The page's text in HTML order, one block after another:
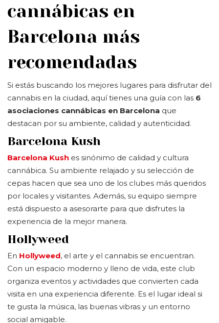
cannábicas en
Barcelona más
recomendadas
Si estás buscando los mejores lugares para disfrutar del
cannabis en la ciudad, aquí tienes una guía con las 6
asociaciones cannábicas en Barcelona que
destacan por su ambiente, calidad y autenticidad.
Barcelona Kush
Barcelona Kush es sinónimo de calidad y cultura
cannábica. Su ambiente relajado y su selección de
cepas hacen que sea uno de los clubes más queridos
por locales y visitantes. Además, su equipo siempre
está dispuesto a asesorarte para que disfrutes la
experiencia de la mejor manera.
Hollyweed
En Hollyweed, el arte y el cannabis se encuentran.
Con un espacio moderno y lleno de vida, este club
organiza eventos y actividades que convierten cada
visita en una experiencia diferente. Es el lugar ideal si
te gusta la música, las buenas vibras y un entorno
social amigable.